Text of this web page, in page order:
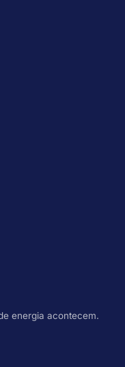
energia acontecem.